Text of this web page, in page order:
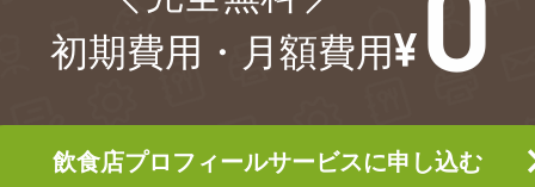
初期費用・月額費用
飲食店プロフィールサービスに申し込む